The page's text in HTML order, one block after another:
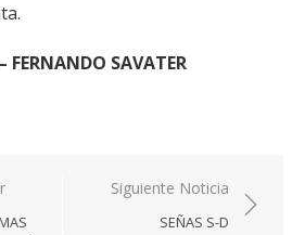
FERNANDO SAVATER
Siguiente Noticia
SEÑAS S-D